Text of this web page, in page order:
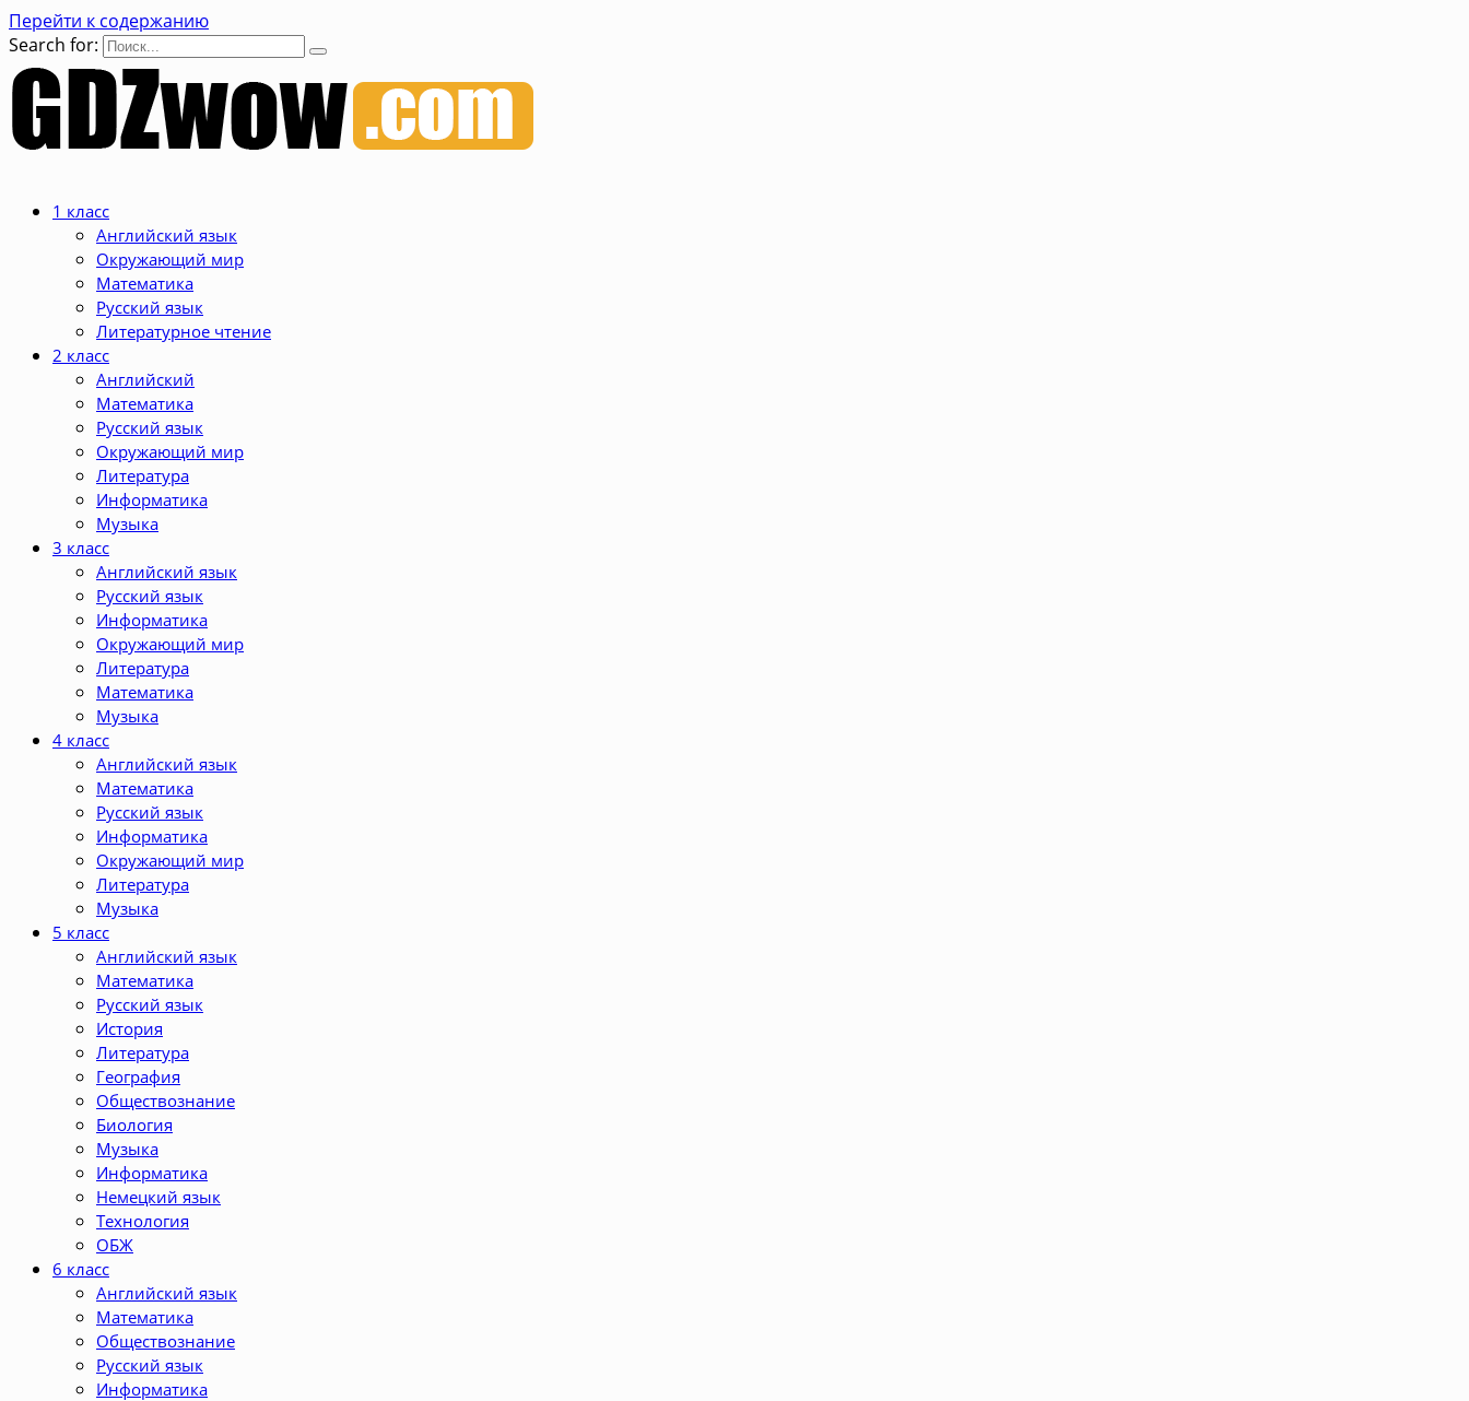
Перейти к содержанию
Search for:
1 класс
Английский язык
Окружающий мир
Математика
Русский язык
Литературное чтение
2 класс
Английский
Математика
Русский язык
Окружающий мир
Литература
Информатика
Музыка
3 класс
Английский язык
Русский язык
Информатика
Окружающий мир
Литература
Математика
Музыка
4 класс
Английский язык
Математика
Русский язык
Информатика
Окружающий мир
Литература
Музыка
5 класс
Английский язык
Математика
Русский язык
История
Литература
География
Обществознание
Биология
Музыка
Информатика
Немецкий язык
Технология
ОБЖ
6 класс
Английский язык
Математика
Обществознание
Русский язык
Информатика